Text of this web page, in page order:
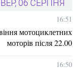
06 СЕРПНЯ
16:51
мотоциклетних
моторів після 22.00
16:50